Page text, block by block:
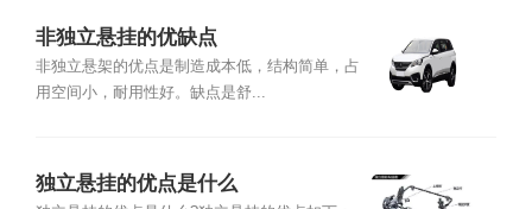
非独立悬挂的优缺点
非独立悬架的优点是制造成本低，结构简单，占
用空间小，耐用性好。缺点是舒...
独立悬挂的优点是什么